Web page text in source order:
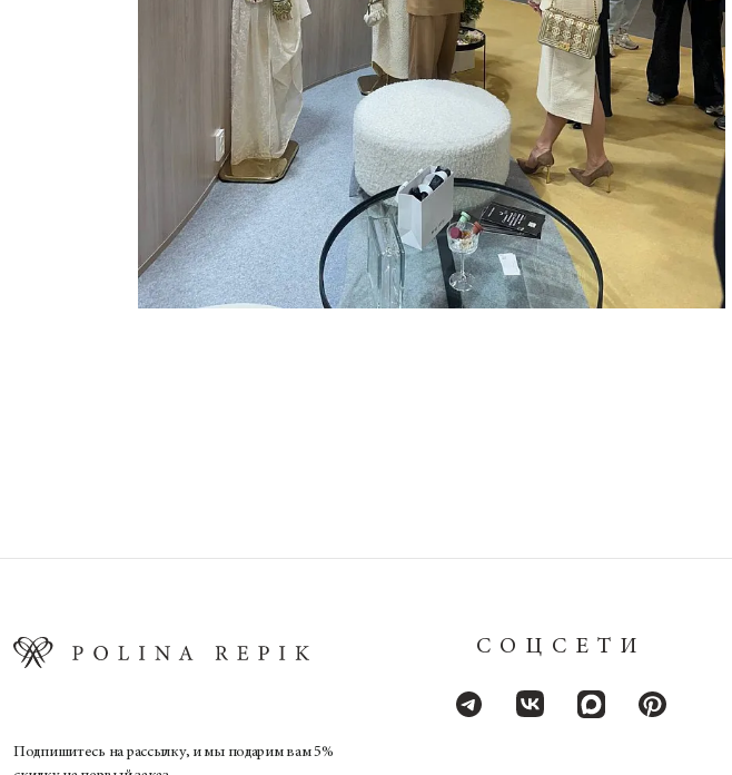
Подпишитесь на рассылку, и мы подарим вам 5%
СОЦСЕТИ